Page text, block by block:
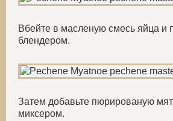
Вбейте в масленую смесь яйца и
блендером.
Затем добавьте пюрированую
миксером.